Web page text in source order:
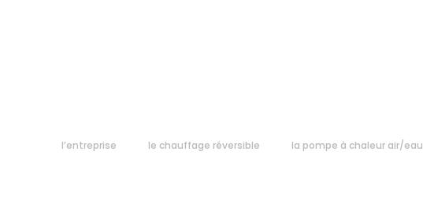
l’entreprise le chauffage réversible la pompe à chaleur air/eau